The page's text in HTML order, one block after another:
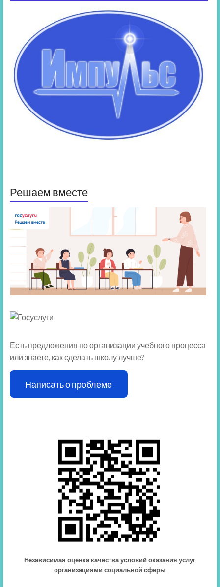
Решаем вместе
Есть предложения по организации учебного процесса
или знаете, как сделать школу лучше?
Написать о проблеме
Независимая оценка качества условий оказания услуг
организациями социальной сферы